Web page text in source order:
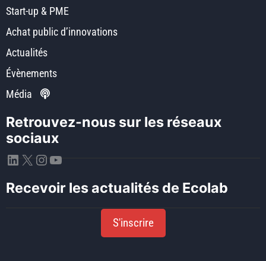
Start-up & PME
Achat public d’innovations
Actualités
Évènements
Média
Retrouvez-nous sur les réseaux
sociaux
LinkedIn
X Instagram
YouTube
Recevoir les actualités de Ecolab
S'inscrire